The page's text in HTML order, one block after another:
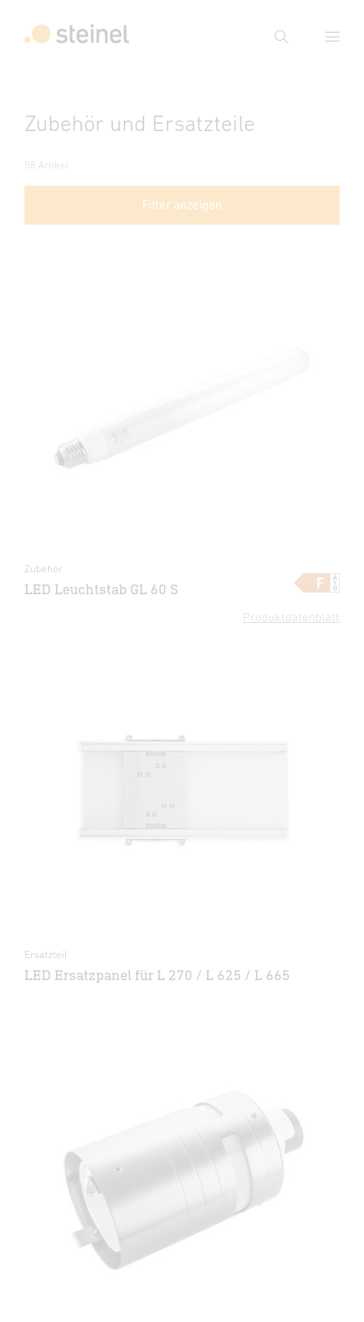
Suche
Suche
Zubehör und Ersatzteile
58 Artikel
Filter anzeigen
Produktdatenblatt
Zubehör
LED Leuchtstab GL 60 S
Ersatzteil
LED Ersatzpanel für L 270 / L 625 / L 665